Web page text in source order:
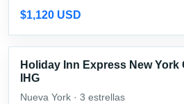
$1,120 USD
Holiday Inn Express New York
IHG
Nueva York · 3 estrellas